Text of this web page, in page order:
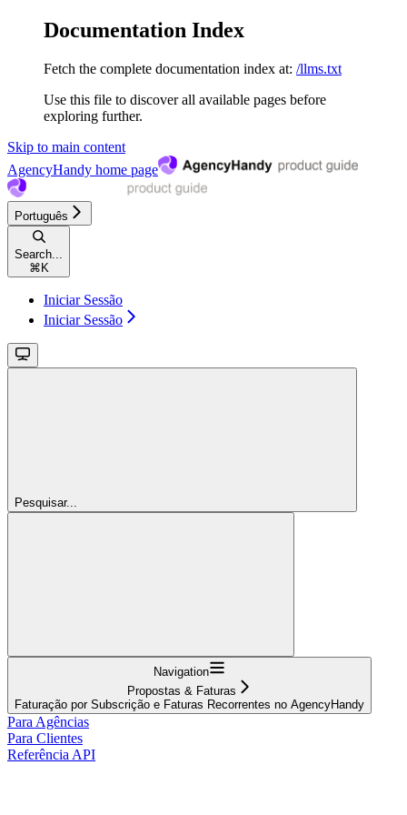
Documentation Index
Fetch the complete documentation index at: /llms.txt
Use this file to discover all available pages before
exploring further.
Skip to main content
AgencyHandy home page
Português
Search...
⌘ K
Iniciar Sessão
Iniciar Sessão
Pesquisar...
Navigation
Propostas & Faturas
Faturação por Subscrição e Faturas Recorrentes no AgencyHandy
Para Agências
Para Clientes
Referência API